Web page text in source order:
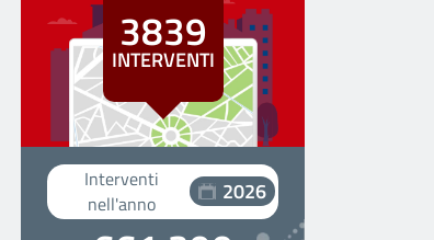
3839
INTERVENTI
Interventi
nell'anno
2026